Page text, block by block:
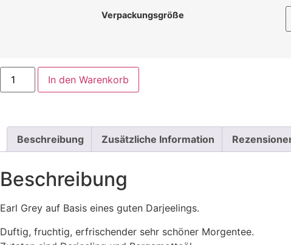
Verpackungsgröße
In den Warenkorb
Beschreibung Zusätzliche Information
Beschreibung
Earl Grey auf Basis eines guten Darjeelings.
Duftig, fruchtig, erfrischender sehr schöner Morgentee.